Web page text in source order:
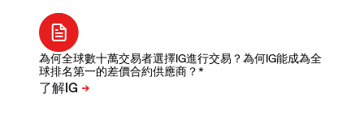
為何全球數十萬交易者選擇IG進行交易？為何IG能成為全
球排名第一的差價合約供應商？*